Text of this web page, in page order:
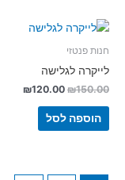
חנות פנטזי
לייקרה לגלישה
₪150.00
₪120.00
הוספה לסל